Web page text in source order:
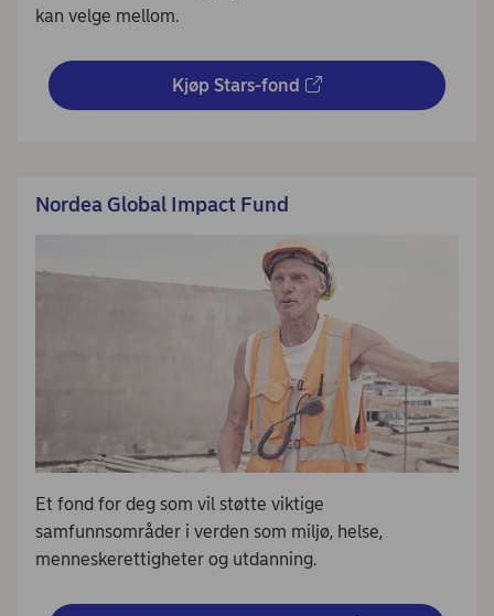
kan velge mellom.
Kjøp Stars-fond
Nordea Global Impact Fund
Et fond for deg som vil støtte viktige
samfunnsområder i verden som miljø, helse,
menneskerettigheter og utdanning.